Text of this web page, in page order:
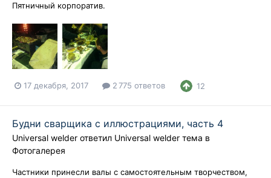
Пятничный корпоратив.
17 декабря, 2017 2 775 ответов 12
Будни сварщика с иллюстрациями, часть 4
Universal welder ответил Universal welder тема в
Фотогалерея
Частники принесли валы с самостоятельным творчеством,